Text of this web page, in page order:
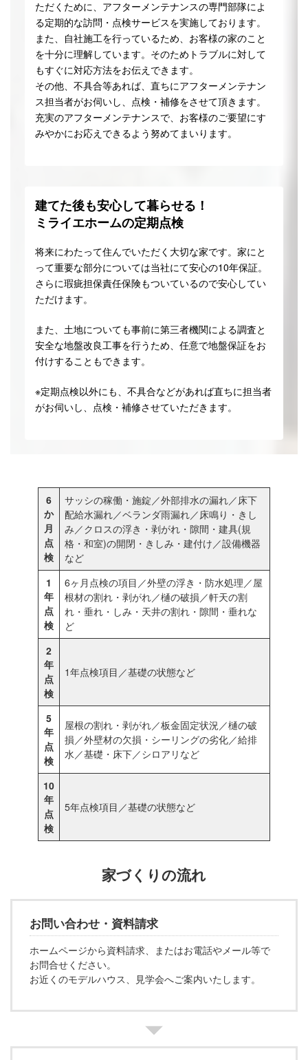
ただくために、アフターメンテナンスの専門部隊によ
る定期的な訪問・点検サービスを実施しております。
また、自社施工を行っているため、お客様の家のこと
を十分に理解しています。そのためトラブルに対して
もすぐに対応方法をお伝えできます。
その他、不具合等あれば、直ちにアフターメンテナン
ス担当者がお伺いし、点検・補修をさせて頂きます。
充実のアフターメンテナンスで、お客様のご要望にす
みやかにお応えできるよう努めてまいります。
建てた後も安心して暮らせる！
ミライエホームの定期点検
将来にわたって住んでいただく大切な家です。家にと
って重要な部分については当社にて安心の10年保証。
さらに瑕疵担保責任保険もついているので安心してい
ただけます。
また、土地についても事前に第三者機関による調査と
安全な地盤改良工事を行うため、任意で地盤保証をお
付けすることもできます。
※定期点検以外にも、不具合などがあれば直ちに担当者
がお伺いし、点検・補修させていただきます。
6
か
月
点
検
サッシの稼働・施錠／外部排水の漏れ／床下
配給水漏れ／ベランダ雨漏れ／床鳴り・きし
み／クロスの浮き・剥がれ・隙間・建具(規
格・和室)の開閉・きしみ・建付け／設備機器
など
1
年
点
検
6ヶ月点検の項目／外壁の浮き・防水処理／屋
根材の割れ・剥がれ／樋の破損／軒天の割
れ・垂れ・しみ・天井の割れ・隙間・垂れな
ど
2
年
点
検
1年点検項目／基礎の状態など
5
年
点
検
屋根の割れ・剥がれ／板金固定状況／樋の破
損／外壁材の欠損・シーリングの劣化／給排
水／基礎・床下／シロアリなど
10
年
点
検
5年点検項目／基礎の状態など
家づくりの流れ
お問い合わせ・資料請求
ホームページから資料請求、またはお電話やメール等で
お問合せください。
お近くのモデルハウス、見学会へご案内いたします。